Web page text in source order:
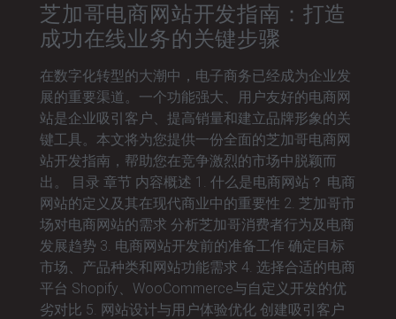
芝加哥电商网站开发指南：打造
成功在线业务的关键步骤
在数字化转型的大潮中，电子商务已经成为企业发
展的重要渠道。一个功能强大、用户友好的电商网
站是企业吸引客户、提高销量和建立品牌形象的关
键工具。本文将为您提供一份全面的芝加哥电商网
站开发指南，帮助您在竞争激烈的市场中脱颖而
出。 目录 章节 内容概述 1. 什么是电商网站？ 电商
网站的定义及其在现代商业中的重要性 2. 芝加哥市
场对电商网站的需求 分析芝加哥消费者行为及电商
发展趋势 3. 电商网站开发前的准备工作 确定目标
市场、产品种类和网站功能需求 4. 选择合适的电商
平台 Shopify、WooCommerce与自定义开发的优
劣对比 5. 网站设计与用户体验优化 创建吸引客户